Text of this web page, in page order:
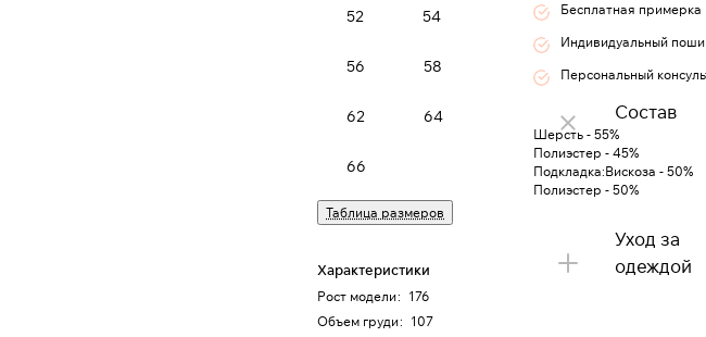
52 54
56 58
62 64
66
Таблица размеров
Характеристики
Рост модели: 176
Объем груди: 107
Бесплатная примерка
Индивидуальный
Персональный
Состав
Шерсть - 55%
Полиэстер - 45%
Подкладка:Вискоза - 50%
Полиэстер - 50%
Уход за
одеждой